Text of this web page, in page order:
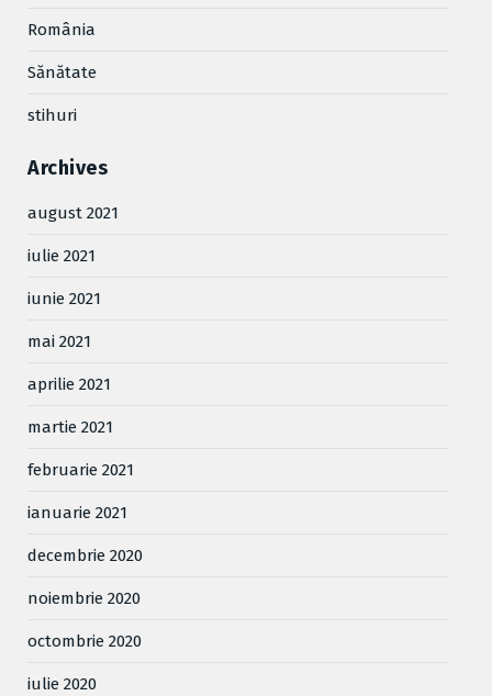
România
Sănătate
stihuri
Archives
august 2021
iulie 2021
iunie 2021
mai 2021
aprilie 2021
martie 2021
februarie 2021
ianuarie 2021
decembrie 2020
noiembrie 2020
octombrie 2020
iulie 2020